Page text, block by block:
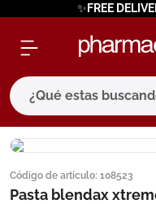
✨FREE
¿Qué estas buscando?
Código de artículo: 108523
Pasta blendax
términos más
1. eucerin